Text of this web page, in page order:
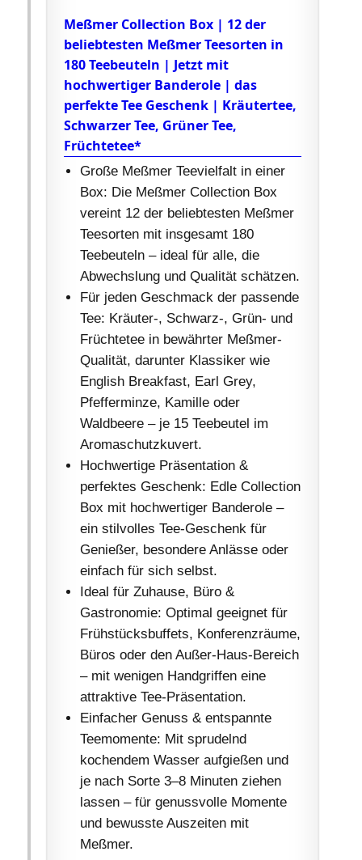
Meßmer Collection Box | 12 der
beliebtesten Meßmer Teesorten in
180 Teebeuteln | Jetzt mit
hochwertiger Banderole | das
perfekte Tee Geschenk | Kräutertee,
Schwarzer Tee, Grüner Tee,
Früchtetee*
Große Meßmer Teevielfalt in einer
Box: Die Meßmer Collection Box
vereint 12 der beliebtesten Meßmer
Teesorten mit insgesamt 180
Teebeuteln – ideal für alle, die
Abwechslung und Qualität schätzen.
Für jeden Geschmack der passende
Tee: Kräuter-, Schwarz-, Grün- und
Früchtetee in bewährter Meßmer-
Qualität, darunter Klassiker wie
English Breakfast, Earl Grey,
Pfefferminze, Kamille oder
Waldbeere – je 15 Teebeutel im
Aromaschutzkuvert.
Hochwertige Präsentation &
perfektes Geschenk: Edle Collection
Box mit hochwertiger Banderole –
ein stilvolles Tee-Geschenk für
Genießer, besondere Anlässe oder
einfach für sich selbst.
Ideal für Zuhause, Büro &
Gastronomie: Optimal geeignet für
Frühstücksbuffets, Konferenzräume,
Büros oder den Außer-Haus-Bereich
– mit wenigen Handgriffen eine
attraktive Tee-Präsentation.
Einfacher Genuss & entspannte
Teemomente: Mit sprudelnd
kochendem Wasser aufgießen und
je nach Sorte 3–8 Minuten ziehen
lassen – für genussvolle Momente
und bewusste Auszeiten mit
Meßmer.